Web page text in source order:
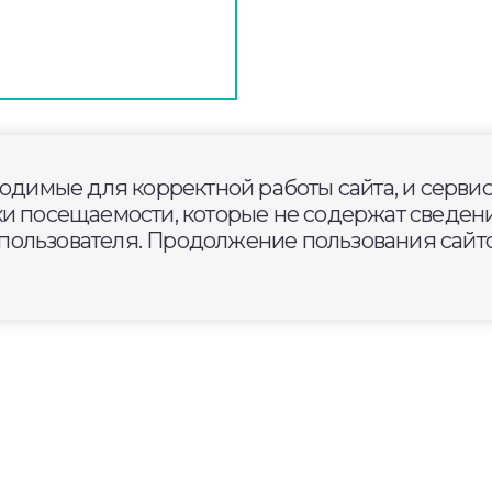
сотрудников
с 2-летием
для корректной работы сайта, и
посещаемости, которые не содержат
Продолжение пользования